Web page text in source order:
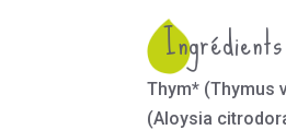
Ingrédients
Thym* (Thymus
(Aloysia